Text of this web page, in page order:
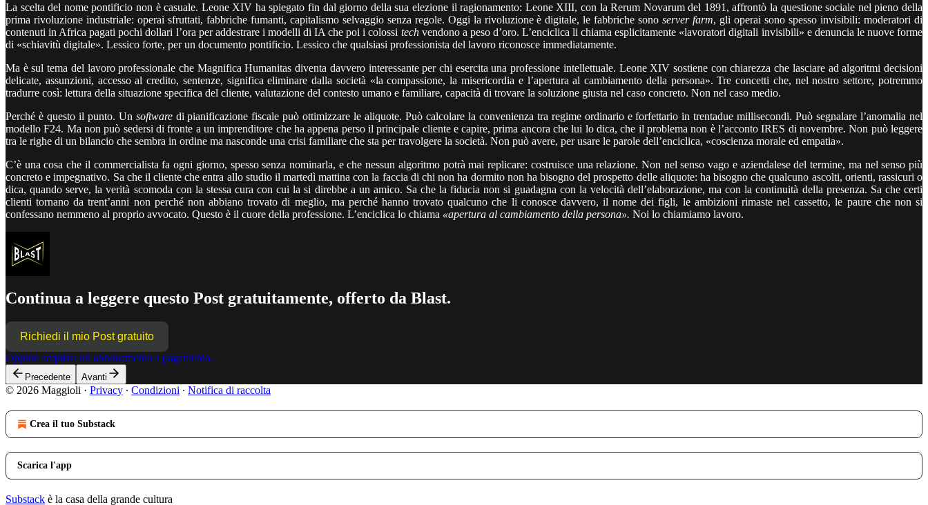
La scelta del nome pontificio non è casuale. Leone XIV ha spiegato fin dal giorno della sua elezione il ragionamento: Leone XIII, con la Rerum Novarum del 1891, affrontò la questione sociale nel pieno della
prima rivoluzione industriale: operai sfruttati, fabbriche fumanti, capitalismo selvaggio senza regole. Oggi la rivoluzione è digitale, le fabbriche sonoserver farm, gli operai sono spesso invisibili: moderatori di
contenuti in Africa pagati pochi dollari l’ora per addestrare i modelli di IA che poi i colossi techvendono a peso d’oro. L’enciclica li chiama esplicitamente «lavoratori digitali invisibili» e denuncia le nuove forme
di «schiavitù digitale». Lessico forte, per un documento pontificio. Lessico che qualsiasi professionista del lavoro riconosce immediatamente.
Ma è sul tema del lavoro professionale che Magnifica Humanitas diventa davvero interessante per chi esercita una professione intellettuale. Leone XIV sostiene con chiarezza che lasciare ad algoritmi decisioni
delicate, assunzioni, accesso al credito, sentenze, significa eliminare dalla società «la compassione, la misericordia e l’apertura al cambiamento della persona». Tre concetti che, nel nostro settore, potremmo
tradurre così: lettura della situazione specifica del cliente, valutazione del contesto umano e familiare, capacità di trovare la soluzione giusta nel caso concreto. Non nel caso medio.
Perché è questo il punto. Un software di pianificazione fiscale può ottimizzare le aliquote. Può calcolare la convenienza tra regime ordinario e forfettario in trentadue millisecondi. Può segnalare l’anomalia nel
modello F24. Ma non può sedersi di fronte a un imprenditore che ha appena perso il principale cliente e capire, prima ancora che lui lo dica, che il problema non è l’acconto IRES di novembre. Non può leggere
tra le righe di un bilancio che sembra in ordine ma nasconde una crisi familiare che sta per travolgere la società. Non può avere, per usare le parole dell’enciclica, «coscienza morale ed empatia».
C’è una cosa che il commercialista fa ogni giorno, spesso senza nominarla, e che nessun algoritmo potrà mai replicare: costruisce una relazione. Non nel senso vago e aziendalese del termine, ma nel senso più
concreto e impegnativo. Sa che il cliente che entra allo studio il martedì mattina con la faccia di chi non ha dormito non ha bisogno del prospetto delle aliquote: ha bisogno che qualcuno ascolti, orienti, rassicuri o
dica, quando serve, la verità scomoda con la stessa cura con cui la si direbbe a un amico. Sa che la fiducia non si guadagna con la velocità dell’elaborazione, ma con la continuità della presenza. Sa che certi
clienti tornano da trent’anni non perché non abbiano trovato di meglio, ma perché hanno trovato qualcuno che li conosce davvero, il nome dei figli, le ambizioni rimaste nel cassetto, le paure che non si
confessano nemmeno al proprio avvocato. Questo è il cuore della professione. L’enciclica lo chiama «apertura al cambiamento della persona». Noi lo chiamiamo lavoro.
Continua a leggere questo Post gratuitamente, offerto da Blast.
Richiedi il mio Post gratuito
Oppure acquista un abbonamento a pagamento.
Precedente Avanti
© 2026 Maggioli · Privacy ∙ Condizioni ∙ Notifica di raccolta
Crea il tuo Substack
Scarica l'app
Substack è la casa della grande cultura